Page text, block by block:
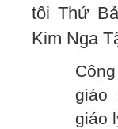
tối Thứ
Kim Nga
giáo
giáo